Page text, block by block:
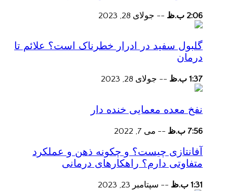
2:06 ب.ظ -- جولای 28, 2023
گلبول سفید در ادرار خطرناک است؟ علائم تا
درمان
1:37 ب.ظ -- جولای 28, 2023
نفخ معده معمایی خنده دار
7:56 ب.ظ -- می 7, 2022
آفانتازی چیست؟ و چکونه ذهن و عملکرد
متفاوتی دارم؟ راهکارهای درمانی
1:31 ب.ظ -- سپتامبر 23, 2023